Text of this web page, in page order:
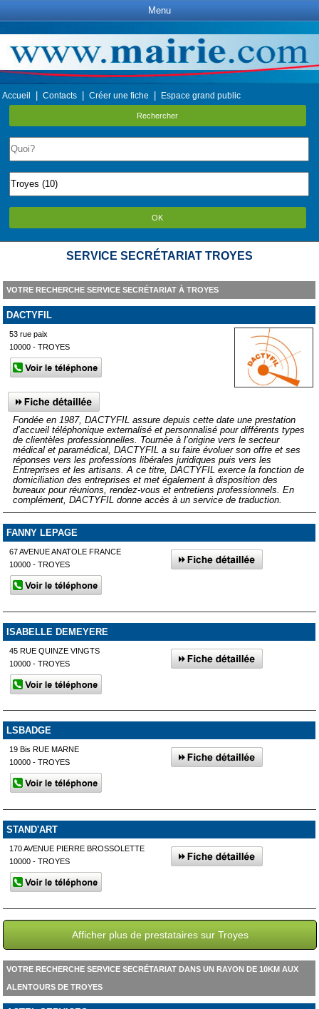
Menu
Accueil Contacts Créer une fiche Espace grand public
Rechercher
OK
SERVICE SECRÉTARIAT TROYES
VOTRE RECHERCHE SERVICE SECRÉTARIAT À TROYES
DACTYFIL
53 rue paix
10000 - TROYES
Fondée en 1987, DACTYFIL assure depuis cette date une prestation
d’accueil téléphonique externalisé et personnalisé pour différents types
de clientèles professionnelles. Tournée à l’origine vers le secteur
médical et paramédical, DACTYFIL a su faire évoluer son offre et ses
réponses vers les professions libérales juridiques puis vers les
Entreprises et les artisans. A ce titre, DACTYFIL exerce la fonction de
domiciliation des entreprises et met également à disposition des
bureaux pour réunions, rendez-vous et entretiens professionnels. En
complément, DACTYFIL donne accès à un service de traduction.
FANNY LEPAGE
67 AVENUE ANATOLE FRANCE
10000 - TROYES
ISABELLE DEMEYERE
45 RUE QUINZE VINGTS
10000 - TROYES
LSBADGE
19 Bis RUE MARNE
10000 - TROYES
STAND'ART
170 AVENUE PIERRE BROSSOLETTE
10000 - TROYES
Afficher plus de prestataires sur Troyes
VOTRE RECHERCHE SERVICE SECRÉTARIAT DANS UN RAYON DE 10KM AUX
ALENTOURS DE TROYES